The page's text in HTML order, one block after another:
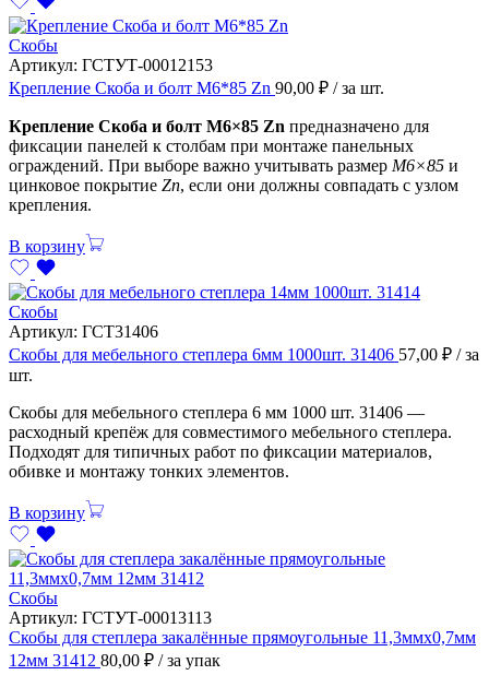
Скобы
Артикул: ГСТУТ-00012153
Крепление Скоба и болт М6*85 Zn 90,00 ₽ / за шт.
Крепление Скоба и болт М6×85 Zn предназначено для
фиксации панелей к столбам при монтаже панельных
ограждений. При выборе важно учитывать размер М6×85 и
цинковое покрытие Zn, если они должны совпадать с узлом
крепления.
В корзину
Скобы
Артикул: ГСТ31406
Скобы для мебельного степлера 6мм 1000шт. 31406 57,00 ₽ / за
шт.
Скобы для мебельного степлера 6 мм 1000 шт. 31406 —
расходный крепёж для совместимого мебельного степлера.
Подходят для типичных работ по фиксации материалов,
обивке и монтажу тонких элементов.
В корзину
Скобы
Артикул: ГСТУТ-00013113
Скобы для степлера закалённые прямоугольные 11,3ммх0,7мм
12мм 31412 80,00 ₽ / за упак